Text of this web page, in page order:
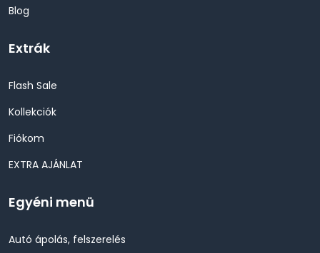
Blog
Extrák
Flash Sale
Kollekciók
Fiókom
EXTRA AJÁNLAT
Egyéni menü
Autó ápolás, felszerelés